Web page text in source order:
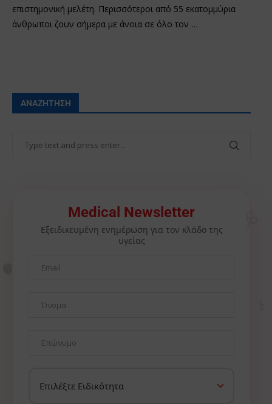
επιστημονική μελέτη. Περισσότεροι από 55 εκατομμύρια
άνθρωποι ζουν σήμερα με άνοια σε όλο τον …
ΑΝΑΖΉΤΗΣΗ
Medical Newsletter
Εξειδικευμένη ενημέρωση για τον κλάδο της
υγείας